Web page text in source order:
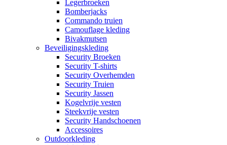
Legerbroeken
Bomberjacks
Commando truien
Camouflage kleding
Bivakmutsen
Beveiligingskleding
Security Broeken
Security T-shirts
Security Overhemden
Security Truien
Security Jassen
Kogelvrije vesten
Steekvrije vesten
Security Handschoenen
Accessoires
Outdoorkleding